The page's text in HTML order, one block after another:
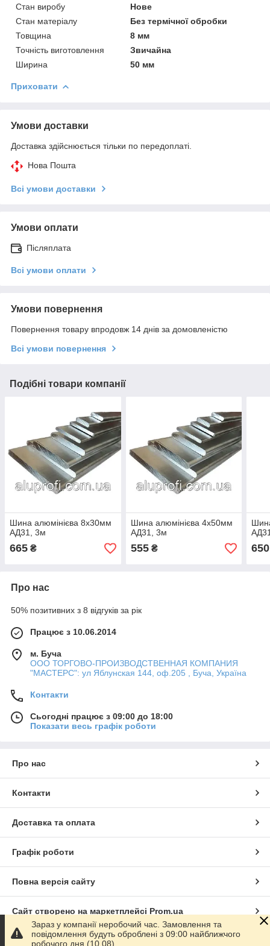
Стан виробу
Нове
Стан матеріалу
Без термічної обробки
Товщина
8 мм
Точність виготовлення
Звичайна
Ширина
50 мм
Приховати
Умови доставки
Доставка здійснюється тільки по передоплаті.
Нова Пошта
Всі умови доставки
Умови оплати
Післяплата
Всі умови оплати
Умови повернення
Повернення товару впродовж 14 днів за домовленістю
Всі умови повернення
Подібні товари компанії
Шина алюмінієва 8х30мм
АД31, 3м
665 ₴
Шина алюмінієва 4х50мм
АД31, 3м
555₴ 650
Про нас
50% позитивних з 8 відгуків за рік
Працює з 10.06.2014
м. Буча
ООО ТОРГОВО-ПРОИЗВОДСТВЕННАЯ КОМПАНИЯ
"МАСТЕРС": ул Яблунская 144, оф.205 , Буча, Україна
Контакти
Сьогодні працює з 09:00 до 18:00
Показати весь графік роботи
Про нас
Контакти
Доставка та оплата
Графік роботи
Повна версія сайту
Сайт створено на маркетплейсі Prom.ua
Політика конфіденційності
Зараз у компанії неробочий час. Замовлення та
повідомлення будуть оброблені з 09:00 найближчого
робочого дня (10.08).